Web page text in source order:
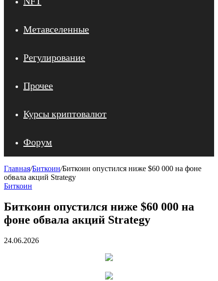
Метавселенные
Регулирование
Прочее
Курсы криптовалют
Форум
Главная/Биткоин/Биткоин опустился ниже $60 000 на фоне
обвала акций Strategy
Биткоин
Биткоин опустился ниже $60 000 на
фоне обвала акций Strategy
24.06.2026